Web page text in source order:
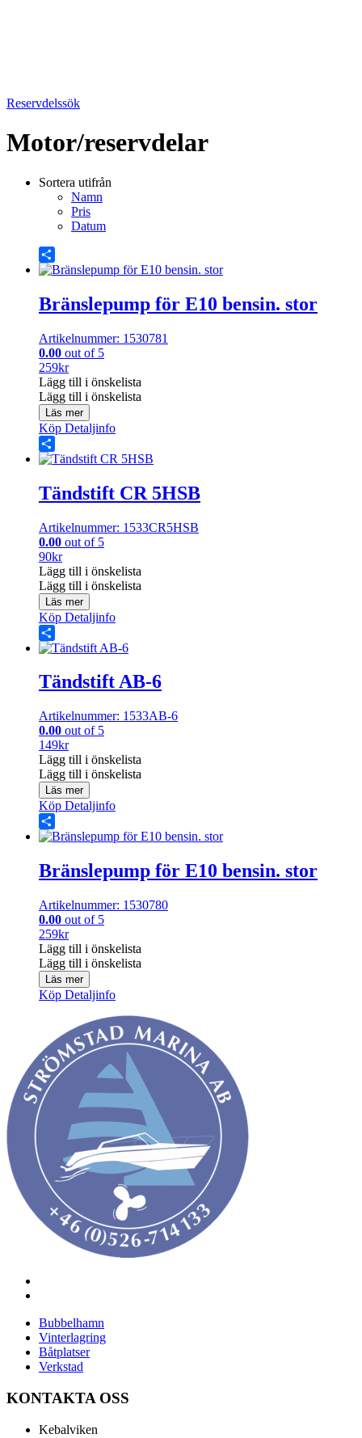
Reservdelssök
Motor/reservdelar
Sortera utifrån
Namn
Pris
Datum
Share
Bränslepump för E10 bensin. stor
Artikelnummer: 1530781
0.00 out of 5
259kr
Lägg till i önskelista
Lägg till i önskelista
Läs mer
Köp Detaljinfo
Share
Tändstift CR 5HSB
Artikelnummer: 1533CR5HSB
0.00 out of 5
90kr
Lägg till i önskelista
Lägg till i önskelista
Läs mer
Köp Detaljinfo
Share
Tändstift AB-6
Artikelnummer: 1533AB-6
0.00 out of 5
149kr
Lägg till i önskelista
Lägg till i önskelista
Läs mer
Köp Detaljinfo
Share
Bränslepump för E10 bensin. stor
Artikelnummer: 1530780
0.00 out of 5
259kr
Lägg till i önskelista
Lägg till i önskelista
Läs mer
Köp Detaljinfo
Bubbelhamn
Vinterlagring
Båtplatser
Verkstad
KONTAKTA OSS
Kebalviken